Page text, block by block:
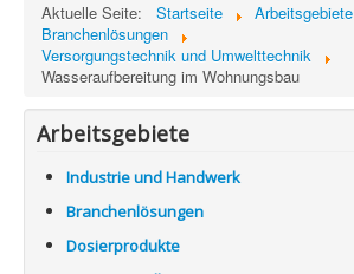
Aktuelle Seite: Startseite
Arbeitsgebiete
Branchenlösungen
Versorgungstechnik und Umwelttechnik
Wasseraufbereitung im Wohnungsbau
Arbeitsgebiete
Industrie und Handwerk
Branchenlösungen
Dosierprodukte